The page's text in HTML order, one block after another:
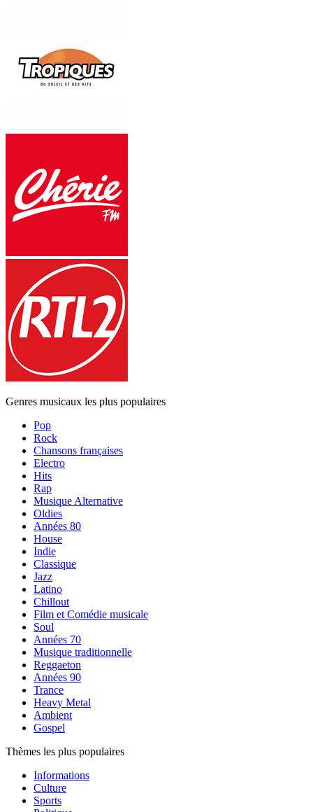
Genres musicaux les plus populaires
Pop
Rock
Chansons françaises
Electro
Hits
Rap
Musique Alternative
Oldies
Années 80
House
Indie
Classique
Jazz
Latino
Chillout
Film et Comédie musicale
Soul
Années 70
Musique traditionnelle
Reggaeton
Années 90
Trance
Heavy Metal
Ambient
Gospel
Thèmes les plus populaires
Informations
Culture
Sports